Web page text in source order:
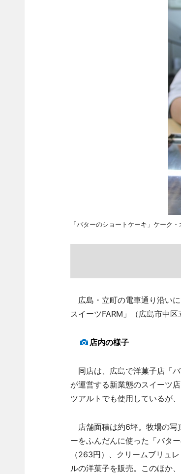
「バターのショートケーキ」ケーク
広島・立町の電車通り沿い
スイーツFARM」（広島市中区
店内の様子
同店は、広島で洋菓子店「バ
が運営する新業態のスイーツ
ツアルトでも使用しているが
店舗面積は約6坪。牧場の写
ーをふんだんに使った「バタ
（263円）、クリームブリュ
ルの洋菓子を販売。このほか